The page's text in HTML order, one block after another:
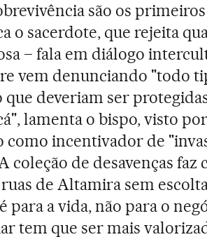
são os
o sacerdote, que rejeita
– fala em diálogo
vem denunciando "todo
que deveriam ser
lamenta o bispo, visto
como incentivador de
coleção de desavenças
de Altamira sem
para a vida, não para o
tem que ser mais